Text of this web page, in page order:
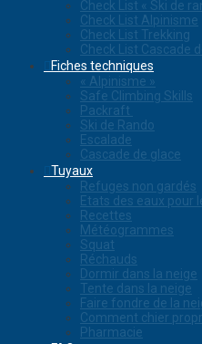
Check List « Ski de
Check List Alpinisme
Check List Trekking
Check List Cascade
Fiches techniques
« Alpinisme »
Safe Climbing Skills
Packraft
Ski de Rando
Escalade
Cascade de glace
Tuyaux
Refuges non gardés
Etats des eaux pour
Recettes
Météogrammes
Squat
Réchauds
Dormir dans la neige
Tente dans la neige
Faire fondre de la
Comment chier
Pharmacie